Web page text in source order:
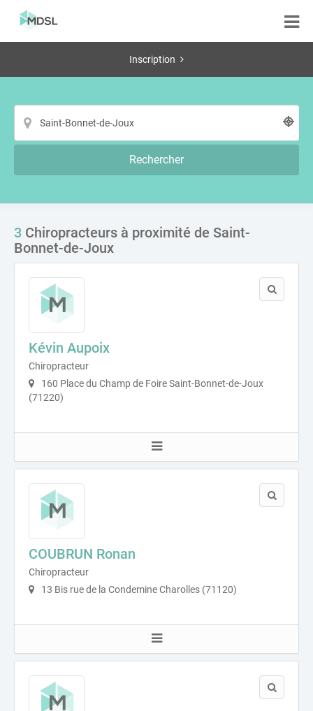
Inscription
Rechercher
3 Chiropracteurs à proximité de Saint-
Bonnet-de-Joux
Kévin Aupoix
Chiropracteur
160 Place du Champ de Foire Saint-Bonnet-de-Joux
(71220)
COUBRUN Ronan
Chiropracteur
13 Bis rue de la Condemine Charolles (71120)